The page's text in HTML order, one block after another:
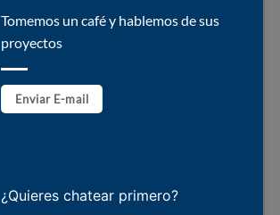
Tomemos un café y hablemos de sus
proyectos
Enviar E-mail
¿Quieres chatear primero?